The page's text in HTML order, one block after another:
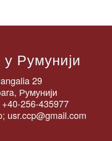
Румунији
29
Румунији
256-435977
usr.ccp@gmail.com